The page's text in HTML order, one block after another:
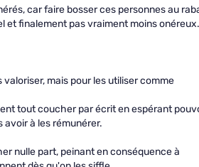
car faire bosser ces personnes au
finalement pas vraiment moins onéreux.
mais pour les utiliser comme
tout coucher par écrit en espérant
à les rémunérer.
nulle part, peinant en conséquence à